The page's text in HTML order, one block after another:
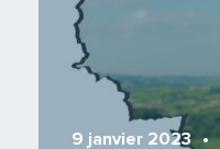
9 janvier 2023